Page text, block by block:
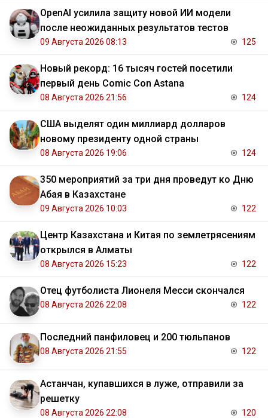
OpenAI усилила защиту новой ИИ модели
после неожиданных результатов тестов
09 Августа 2026 08:13 125
Новый рекорд: 16 тысяч гостей посетили
первый день Comic Con Astana
08 Августа 2026 21:56 124
США выделят один миллиард долларов
новому президенту одной страны
08 Августа 2026 19:06 124
350 мероприятий за три дня проведут ко Дню
Абая в Казахстане
09 Августа 2026 10:03 122
Центр Казахстана и Китая по землетрясениям
открылся в Алматы
08 Августа 2026 15:23 122
Отец футболиста Лионеля Месси скончался
08 Августа 2026 22:08 122
Последний панфиловец и 200 тюльпанов
08 Августа 2026 21:55 122
Астанчан, купавшихся в луже, отправили за
решетку
08 Августа 2026 22:08 120